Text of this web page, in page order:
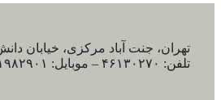
تهران، جنت آباد مرکزی، خیابان دانش،
تلفن: ۴۶۱۳۰۲۷۰ – موبایل: ۰۹۱۰۱۹۸۲۹۰۱